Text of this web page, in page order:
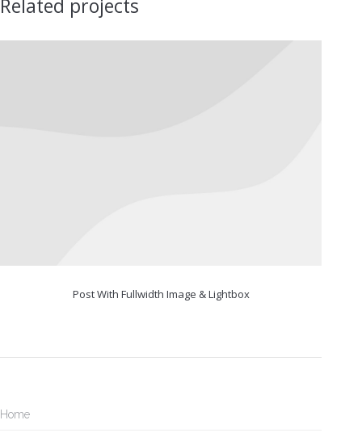
Related projects
Post With Fullwidth Image & Lightbox
Home